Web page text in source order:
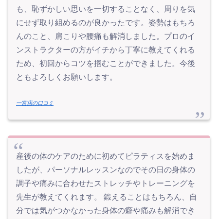
も、恥ずかしい思いを一切することなく、周りを気
にせず取り組めるのが良かったです。姿勢はもちろ
んのこと、肩こりや腰痛も解消しました。プロのイ
ンストラクターの方がイチから丁寧に教えてくれる
ため、初回からコツを掴むことができました。今後
ともよろしくお願いします。
一宮店の口コミ
産後の体のケアのために初めてピラティスを始めま
したが、パーソナルレッスンなのでその日の身体の
調子や痛みに合わせたストレッチやトレーニングを
先生が教えてくれます。 鍛えることはもちろん、自
分では気がつかなかった身体の癖や痛みも解消でき